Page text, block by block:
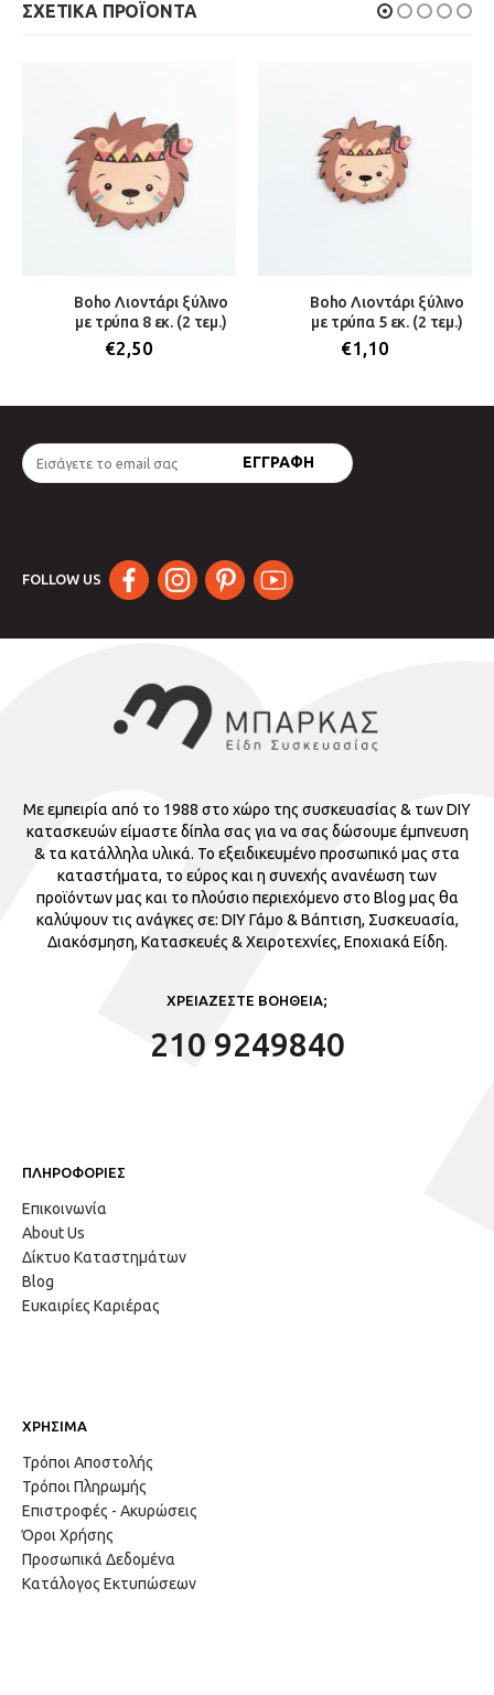
ΣΧΕΤΙΚΆ ΠΡΟΪΌΝΤΑ
Boho Λιοντάρι ξύλινο
με τρύπα 8 εκ. (2 τεμ.)
€2,50
Boho Λιοντάρι ξύλινο
με τρύπα 5 εκ. (2 τεμ.)
€1,10
FOLLOW US
Με εμπειρία από το 1988 στο χώρο της συσκευασίας & των DIY
κατασκευών είμαστε δίπλα σας για να σας δώσουμε έμπνευση
& τα κατάλληλα υλικά. Το εξειδικευμένο προσωπικό μας στα
καταστήματα, το εύρος και η συνεχής ανανέωση των
προϊόντων μας και το πλούσιο περιεχόμενο στο Blog μας θα
καλύψουν τις ανάγκες σε: DIY Γάμο & Βάπτιση, Συσκευασία,
Διακόσμηση, Κατασκευές & Χειροτεχνίες, Εποχιακά Είδη.
ΧΡΕΙΑΖΕΣΤΕ ΒΟΗΘΕΙΑ;
210 9249840
ΠΛΗΡΟΦΟΡΙΕΣ
Επικοινωνία
About Us
Δίκτυο Καταστημάτων
Blog
Ευκαιρίες Καριέρας
ΧΡΗΣΙΜΑ
Τρόποι Αποστολής
Τρόποι Πληρωμής
Επιστροφές - Ακυρώσεις
Όροι Χρήσης
Προσωπικά Δεδομένα
Κατάλογος Εκτυπώσεων